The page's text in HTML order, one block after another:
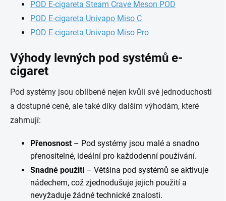
POD E-cigareta Steam Crave Meson POD
POD E-cigareta Univapo Miso C
POD E-cigareta Univapo Miso Pro
Výhody levných pod systémů e-
cigaret
Pod systémy jsou oblíbené nejen kvůli své jednoduchosti
a dostupné ceně, ale také díky dalším výhodám, které
zahrnují:
Přenosnost– Pod systémy jsou malé a snadno
přenositelné, ideální pro každodenní používání.
Snadné použití– Většina pod systémů se aktivuje
nádechem, což zjednodušuje jejich použití a
nevyžaduje žádné technické znalosti.